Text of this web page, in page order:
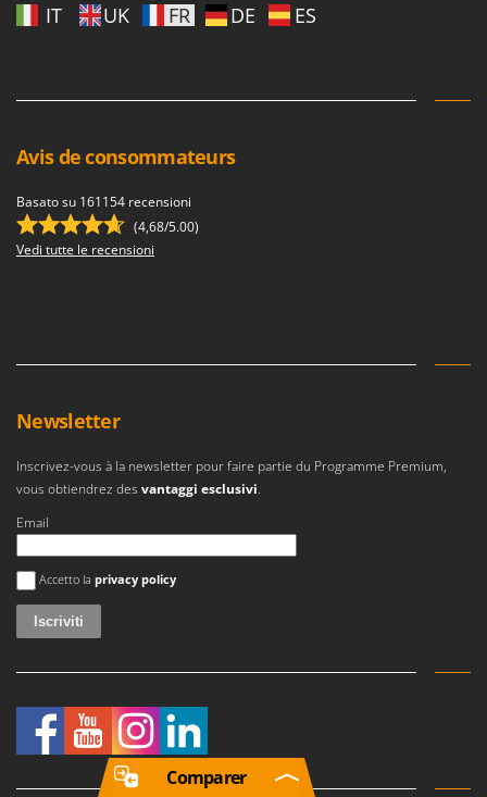
IT UK FR DE ES
Avis de consommateurs
Basato su 161154 recensioni
(4,68/5.00)
Vedi tutte le recensioni
Newsletter
Inscrivez-vous à la newsletter pour faire partie du Programme Premium,
vous obtiendrez des vantaggi esclusivi.
Email
Si è verificato un errore
Accetto la privacy policy
Comparer